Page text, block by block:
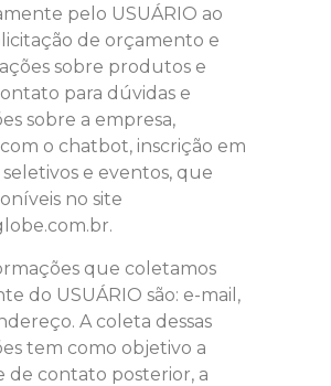
pelo USUÁRIO ao
de orçamento e
sobre produtos e
para dúvidas e
sobre a empresa,
o chatbot, inscrição em
seletivos e eventos, que
no site
que coletamos
do USUÁRIO são: e-mail,
A coleta dessas
tem como objetivo a
de contato posterior, a